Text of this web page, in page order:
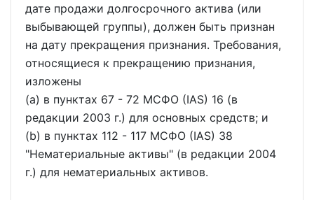
дате продажи долгосрочного актива (или
выбывающей группы), должен быть признан
на дату прекращения признания. Требования,
относящиеся к прекращению признания,
изложены
(a) в пунктах 67 - 72 МСФО (IAS) 16 (в
редакции 2003 г.) для основных средств; и
(b) в пунктах 112 - 117 МСФО (IAS) 38
"Нематериальные активы" (в редакции 2004
г.) для нематериальных активов.